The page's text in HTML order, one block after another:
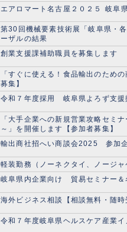
エアロマート名古屋２０２５ 岐阜
第30回機械要素技術展「岐阜県・
ーザルの結果
創業支援課補助職員を募集します
「すぐに使える！食品輸出のため
募集】
令和７年度採用 岐阜県よろず支援
「大手企業への新規営業攻略セミ
～」を開催します【参加者募集】
輸出商社招へい商談会2025 参加
軽装勤務（ノーネクタイ、ノージ
岐阜県内企業向け 貿易セミナー
海外ビジネス相談【相談無料・随
令和７年度岐阜県ヘルスケア産業